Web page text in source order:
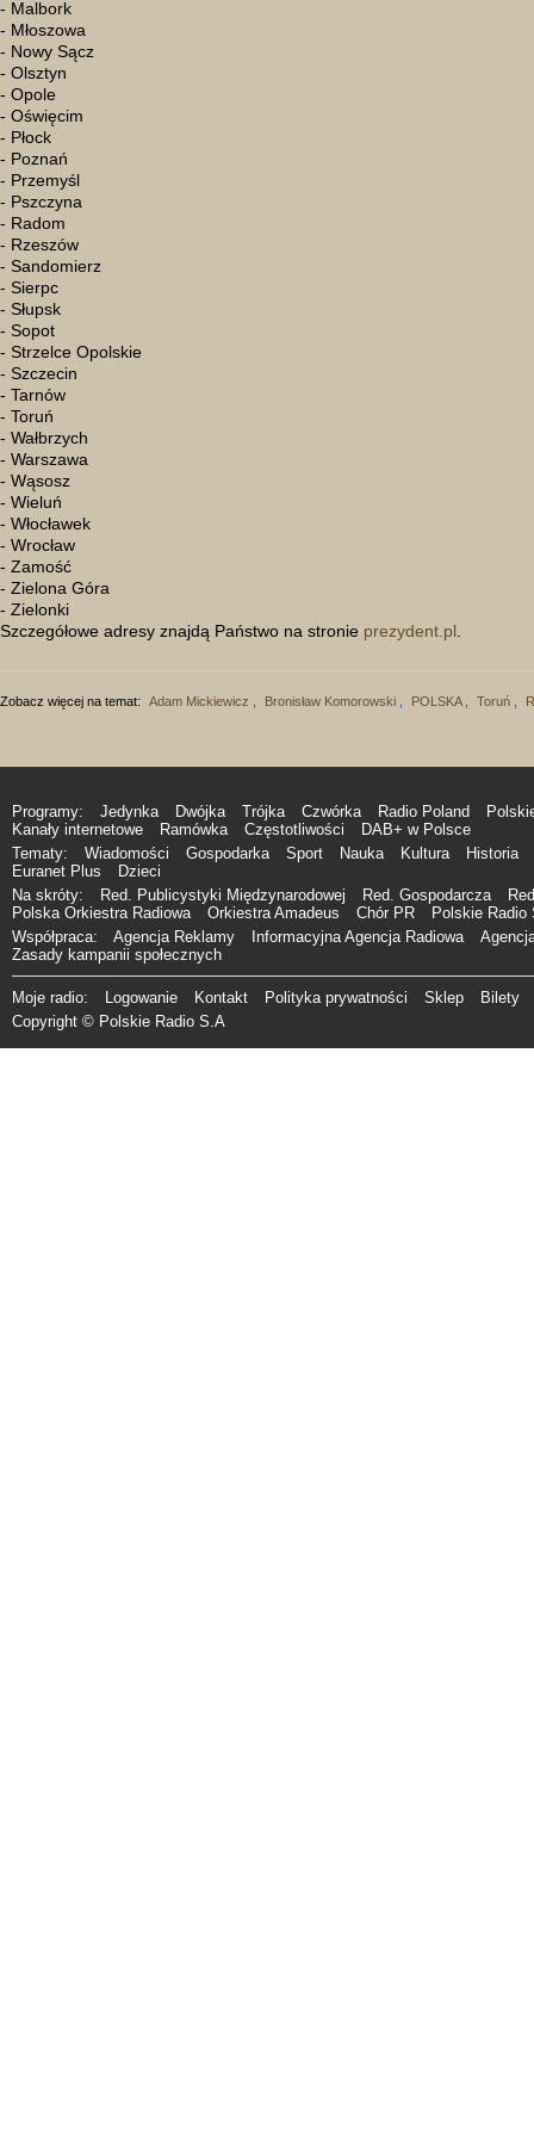
- Malbork
- Młoszowa
- Nowy Sącz
- Olsztyn
- Opole
- Oświęcim
- Płock
- Poznań
- Przemyśl
- Pszczyna
- Radom
- Rzeszów
- Sandomierz
- Sierpc
- Słupsk
- Sopot
- Strzelce Opolskie
- Szczecin
- Tarnów
- Toruń
- Wałbrzych
- Warszawa
- Wąsosz
- Wieluń
- Włocławek
- Wrocław
- Zamość
- Zielona Góra
- Zielonki
Szczegółowe adresy znajdą Państwo na stronie prezydent.pl
Zobacz więcej na temat: Adam Mickiewicz Bronisław Komorowski POLSKA Toruń
Programy: Jedynka Dwójka Trójka Czwórka Radio Poland
Kanały internetowe
Ramówka Częstotliwości
DAB+ w Polsce
Tematy:
Wiadomości Gospodarka Sport Nauka Kultura
Historia
Euranet Plus
Dzieci
Na skróty:
Red. Publicystyki Międzynarodowej Red. Gospodarcza
Polska Orkiestra Radiowa
Orkiestra Amadeus Chór PR
Polskie Radio
Współpraca:
Agencja Reklamy Informacyjna Agencja Radiowa
Zasady kampanii społecznych
Moje radio: Logowanie Kontakt Polityka prywatności Sklep
Bilety
Copyright © Polskie Radio S.A